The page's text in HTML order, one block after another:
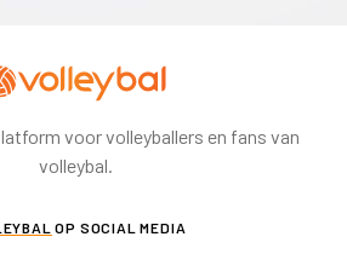
voor volleyballers en fans van
volleybal.
OP SOCIAL MEDIA